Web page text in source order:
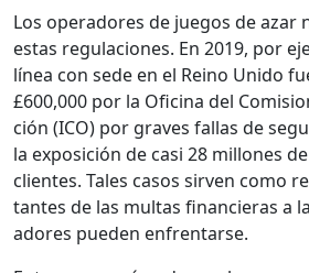
Los oper­adores de jue­gos de azar
estas reg­u­la­ciones. En 2019, por
línea con sede en el Reino Unido
£600,000 por la Ofic­i­na del
ción (ICO) por graves fal­las de
la exposi­ción de casi 28 mil­lones
clientes. Tales casos sir­ven como
tantes de las mul­tas financieras a
adores pueden enfrentarse.